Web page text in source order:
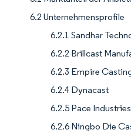
6.2 Unternehmensprofile
6.2.1 Sandhar
6.2.2 Brillcast
6.2.3 Empire
6.2.4 Dynacast
6.2.5 Pace Industries
6.2.6 Ningbo Die